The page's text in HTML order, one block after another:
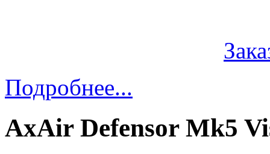
Подробнее...
AxAir Defensor Mk5